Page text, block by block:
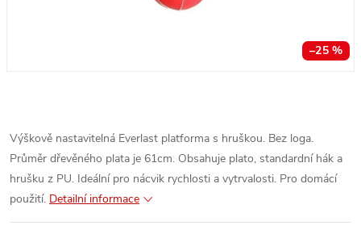
–25 %
Výškově nastavitelná Everlast platforma s hruškou. Bez loga.
Průměr dřevěného plata je 61cm. Obsahuje plato, standardní hák a
hrušku z PU. Ideální pro nácvik rychlosti a vytrvalosti. Pro domácí
použití. Detailní informace